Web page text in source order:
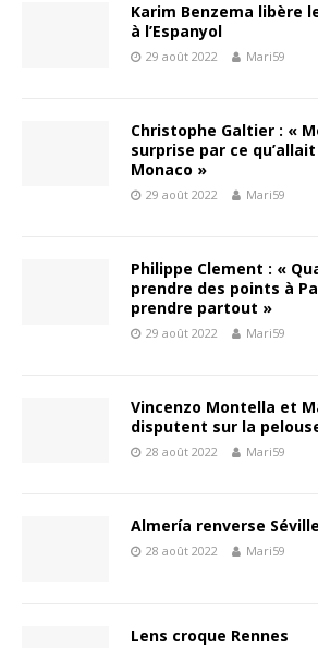
Karim Benzema libère
à l’Espanyol
29 août 2022 Mari59
Christophe Galtier : «
surprise par ce
Monaco »
29 août 2022 Mari59
Philippe Clement : «
prendre des points à
prendre partout »
29 août 2022 Mari59
Vincenzo Montella et
disputent sur la
28 août 2022 Mari59
Almería renverse Séville
28 août 2022 Mari59
Lens croque Rennes